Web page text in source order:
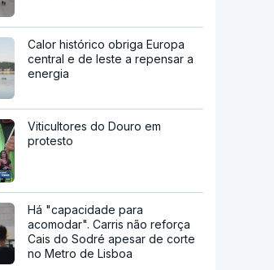
Calor histórico obriga Europa
central e de leste a repensar a
energia
Viticultores do Douro em
protesto
Há "capacidade para
acomodar". Carris não reforça
Cais do Sodré apesar de corte
no Metro de Lisboa